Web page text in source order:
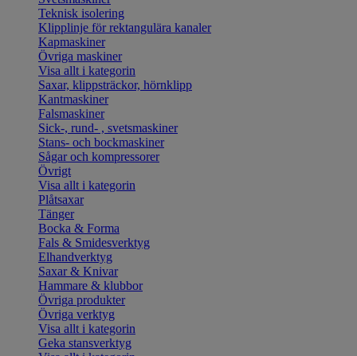
Teknisk isolering
Klipplinje för rektangulära kanaler
Kapmaskiner
Övriga maskiner
Visa allt i kategorin
Saxar, klippsträckor, hörnklipp
Kantmaskiner
Falsmaskiner
Sick-, rund- , svetsmaskiner
Stans- och bockmaskiner
Sågar och kompressorer
Övrigt
Visa allt i kategorin
Plåtsaxar
Tänger
Bocka & Forma
Fals & Smidesverktyg
Elhandverktyg
Saxar & Knivar
Hammare & klubbor
Övriga produkter
Övriga verktyg
Visa allt i kategorin
Geka stansverktyg